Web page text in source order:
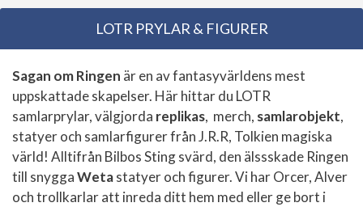
LOTR PRYLAR & FIGURER
Sagan om Ringen är en av fantasyvärldens mest
uppskattade skapelser. Här hittar du LOTR
samlarprylar, välgjorda replikas, merch, samlarobjekt,
statyer och samlarfigurer från J.R.R, Tolkien magiska
värld! Alltifrån Bilbos Sting svärd, den älssskade Ringen
till snyggaWetastatyer och figurer. Vi har Orcer, Alver
och trollkarlar att inreda ditt hem med eller ge bort i